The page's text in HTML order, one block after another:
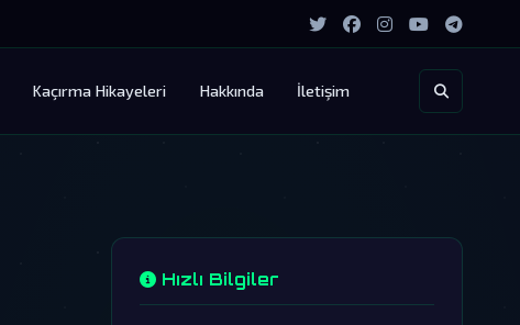
Kaçırma Hikayeleri Hakkında İletişim
Hızlı Bilgiler